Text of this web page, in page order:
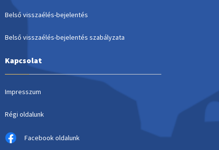
Belső visszaélés-bejelentés
Belső visszaélés-bejelentés szabályzata
Kapcsolat
Impresszum
Régi oldalunk
Facebook oldalunk